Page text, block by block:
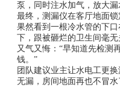
泵，同时注水加气，放大漏
最终，测漏仪在客厅地面
果然看到一根冷水管的下
下，跟被砸烂的卫生间毫
又气又悔：“早知道先检测
钱。”
团队建议业主让水电工更
无漏，房间地面再也不冒